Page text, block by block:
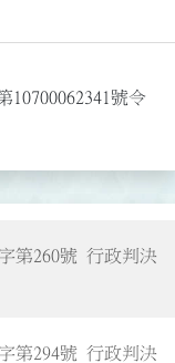
10700062341號令
第260號 行政判決
第294號 行政判決